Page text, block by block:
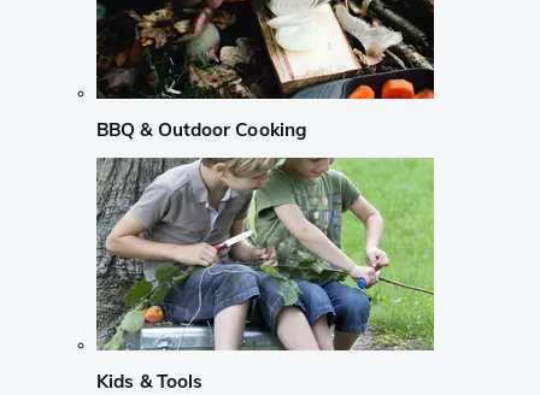
BBQ & Outdoor Cooking
Kids & Tools